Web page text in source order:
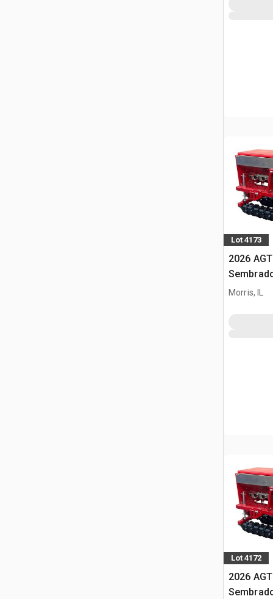
Lot 4173
2026
Morris, IL
Lot 4172
2026